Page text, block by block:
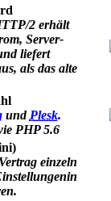
2 erhält
Server-
liefert
als das alte
und Plesk.
PHP 5.6
einzeln